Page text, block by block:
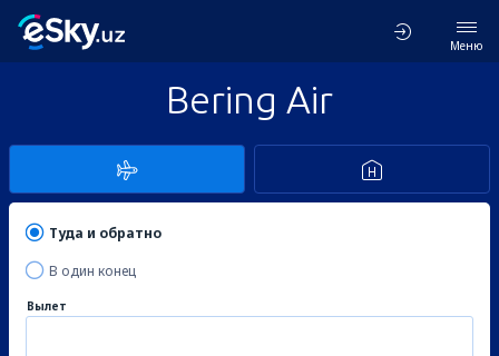
Меню
Bering Air
Туда и обратно
В один конец
Вылет